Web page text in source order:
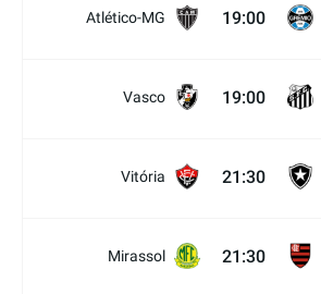
Atlético-MG 19:00
Vasco 19:00
Vitória 21:30
Mirassol 21:30